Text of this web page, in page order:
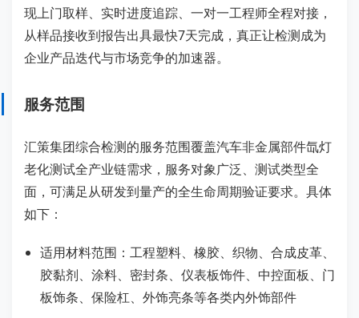
现上门取样、实时进度追踪、一对一工程师全程对接，
从样品接收到报告出具最快7天完成，真正让检测成为
企业产品迭代与市场竞争的加速器。
服务范围
汇策集团综合检测的服务范围覆盖汽车非金属部件氙灯
老化测试全产业链需求，服务对象广泛、测试类型全
面，可满足从研发到量产的全生命周期验证要求。具体
如下：
适用材料范围：工程塑料、橡胶、织物、合成皮革、
胶黏剂、涂料、密封条、仪表板饰件、中控面板、门
板饰条、保险杠、外饰亮条等各类内外饰部件